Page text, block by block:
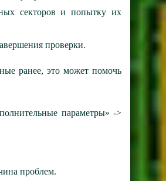
секторов и попытку их
проверки.
ранее, это может помочь
параметры» ->
проблем.